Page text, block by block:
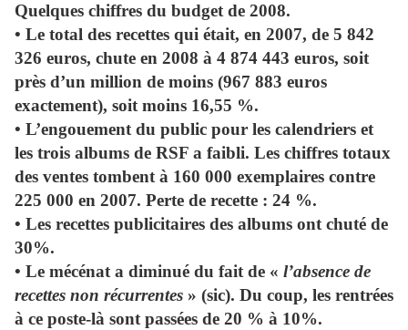
Quelques chiffres du budget de 2008.
• Le total des recettes qui était, en 2007, de 5 842
326 euros, chute en 2008 à 4 874 443 euros, soit
près d’un million de moins (967 883 euros
exactement), soit moins 16,55 %.
• L’engouement du public pour les calendriers et
les trois albums de RSF a faibli. Les chiffres totaux
des ventes tombent à 160 000 exemplaires contre
225 000 en 2007. Perte de recette : 24 %.
• Les recettes publicitaires des albums ont chuté de
30%.
• Le mécénat a diminué du fait de « l’absence de
recettes non récurrentes » (sic). Du coup, les rentrées
à ce poste-là sont passées de 20 % à 10%.